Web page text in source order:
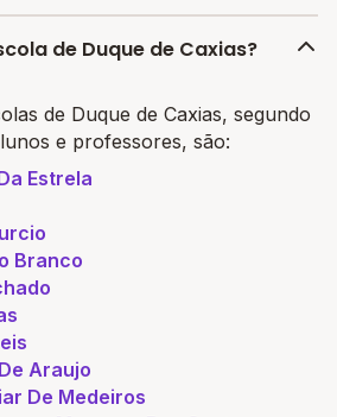
de Duque de Caxias?
de Duque de Caxias, segundo
e professores, são:
Estrela
Branco
Araujo
De Medeiros